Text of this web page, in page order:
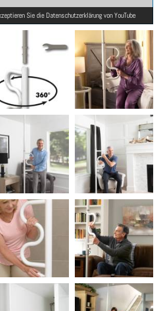
Sie die Datenschutzerklärung von YouTube